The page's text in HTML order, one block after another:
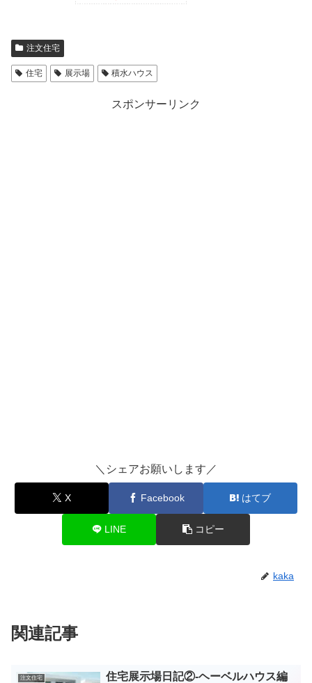
注文住宅
住宅 展示場 積水ハウス
スポンサーリンク
＼シェアお願いします／
X Facebook はてブ
LINE コピー
kaka
関連記事
注文住宅 住宅展示場日記②-ヘーベルハウス編